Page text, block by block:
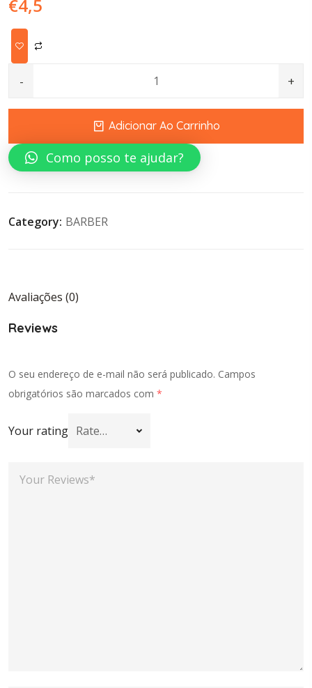
€4,5
Esponja Para Dreads quantity
Adicionar Ao Carrinho
Como posso te ajudar?
Category: BARBER
Avaliações (0)
Reviews
O seu endereço de e-mail não será publicado. Campos
obrigatórios são marcados com *
Your rating